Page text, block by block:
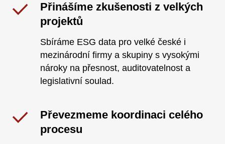
Přinášíme zkušenosti z velkých
projektů
Sbíráme ESG data pro velké české i
mezinárodní firmy a skupiny s vysokými
nároky na přesnost, auditovatelnost a
legislativní soulad.
Převezmeme koordinaci celého
procesu